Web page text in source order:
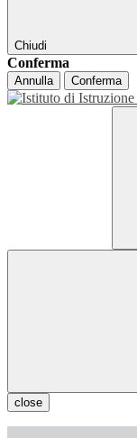
Chiudi
Conferma
Annulla Conferma
close